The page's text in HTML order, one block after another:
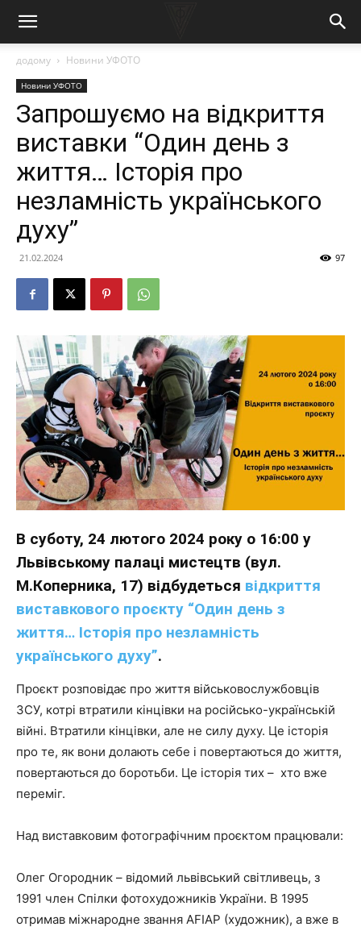
додому Новини УФОТО
Новини УФОТО
Запрошуємо на відкриття
виставки “Один день з
життя… Історія про
незламність українського
духу”
21.02.2024 97
В суботу, 24 лютого 2024 року о 16:00 у
Львівському палаці мистецтв (вул.
М.Коперника, 17) відбудеться відкриття
виставкового проєкту “Один день з
життя… Історія про незламність
українського духу”.
Проєкт розповідає про життя військовослужбовців
ЗСУ, котрі втратили кінцівки на російсько-українській
війні. Втратили кінцівки, але не силу духу. Це історія
про те, як вони долають себе і повертаються до життя,
повертаються до боротьби. Це історія тих – Редагувати
час
хто вже
переміг.
Над виставковим фотографічним проєктом працювали:
Олег Огородник – відомий львівський світливець, з
1991 член Спілки фотохудожників України. В 1995
отримав міжнародне звання AFIAP (художник), а вже в